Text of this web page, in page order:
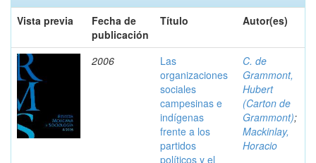
Vista previa
Fecha de
publicación
Título Autor(es)
2006
Las
organizaciones
sociales
campesinas e
indígenas
frente a los
partidos
políticos y el
C. de
Grammont,
Hubert
(Carton de
Grammont);
Mackinlay,
Horacio